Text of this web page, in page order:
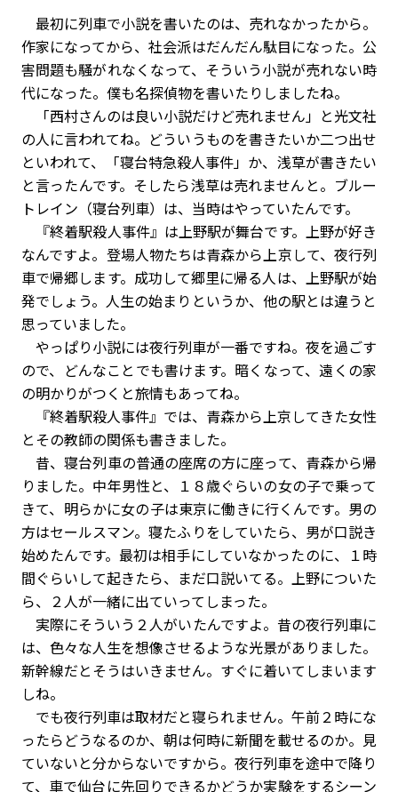
最初に列車で小説を書いたのは、売れなかったから。
作家になってから、社会派はだんだん駄目になった。公
害問題も騒がれなくなって、そういう小説が売れない時
代になった。僕も名探偵物を書いたりしましたね。
「西村さんのは良い小説だけど売れません」と光文社
の人に言われてね。どういうものを書きたいか二つ出せ
といわれて、「寝台特急殺人事件」か、浅草が書きたい
と言ったんです。そしたら浅草は売れませんと。ブルー
トレイン（寝台列車）は、当時はやっていたんです。
『終着駅殺人事件』は上野駅が舞台です。上野が好き
なんですよ。登場人物たちは青森から上京して、夜行列
車で帰郷します。成功して郷里に帰る人は、上野駅が始
発でしょう。人生の始まりというか、他の駅とは違うと
思っていました。
やっぱり小説には夜行列車が一番ですね。夜を過ごす
ので、どんなことでも書けます。暗くなって、遠くの家
の明かりがつくと旅情もあってね。
『終着駅殺人事件』では、青森から上京してきた女性
とその教師の関係も書きました。
昔、寝台列車の普通の座席の方に座って、青森から帰
りました。中年男性と、１８歳ぐらいの女の子で乗って
きて、明らかに女の子は東京に働きに行くんです。男の
方はセールスマン。寝たふりをしていたら、男が口説き
始めたんです。最初は相手にしていなかったのに、１時
間ぐらいして起きたら、まだ口説いてる。上野についた
ら、２人が一緒に出ていってしまった。
実際にそういう２人がいたんですよ。昔の夜行列車に
は、色々な人生を想像させるような光景がありました。
新幹線だとそうはいきません。すぐに着いてしまいます
しね。
でも夜行列車は取材だと寝られません。午前２時にな
ったらどうなるのか、朝は何時に新聞を載せるのか。見
ていないと分からないですから。夜行列車を途中で降り
て、車で仙台に先回りできるかどうか実験をするシーン